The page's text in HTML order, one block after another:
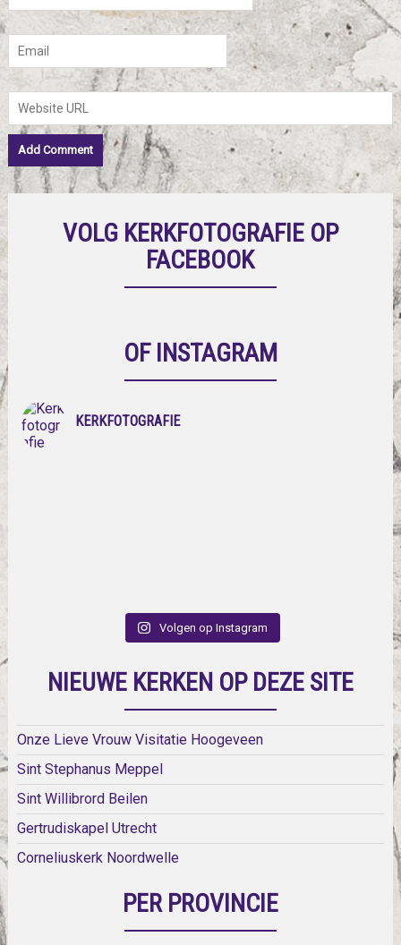
VOLG KERKFOTOGRAFIE OP
FACEBOOK
OF INSTAGRAM
KERKFOTOGRAFIE
Volgen op Instagram
NIEUWE KERKEN OP DEZE SITE
Onze Lieve Vrouw Visitatie Hoogeveen
Sint Stephanus Meppel
Sint Willibrord Beilen
Gertrudiskapel Utrecht
Corneliuskerk Noordwelle
PER PROVINCIE